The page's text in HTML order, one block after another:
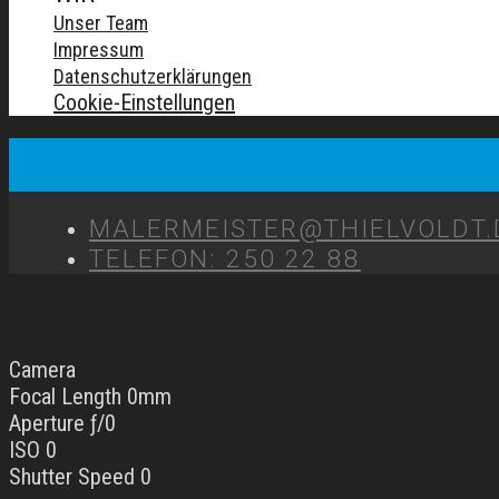
Unser Team
Impressum
Datenschutzerklärungen
Cookie-Einstellungen
TELEFON: 250 22 88
Camera
Focal Length 0mm
Aperture ƒ/0
ISO 0
Shutter Speed 0